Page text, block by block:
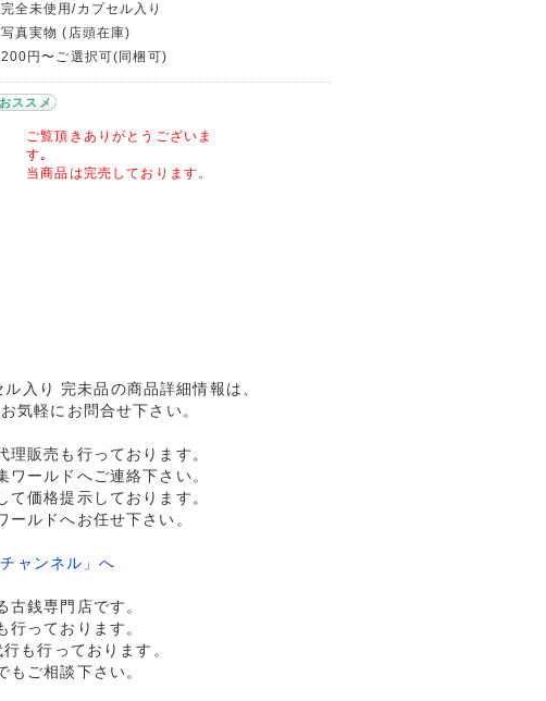
全未使用/カプセル入り
真実物 (店頭在庫)
円〜ご選択可(同梱可)
おススメ
ご覧頂きありがとうございま
す｡
当商品は完売しております。
入り 完未品の商品詳細情報は、
気軽にお問合せ下さい。
販売も行っております。
ールドへご連絡下さい。
価格提示しております。
ルドへお任せ下さい。
ャンネル」へ
銭専門店です。
っております。
も行っております。
ご相談下さい。